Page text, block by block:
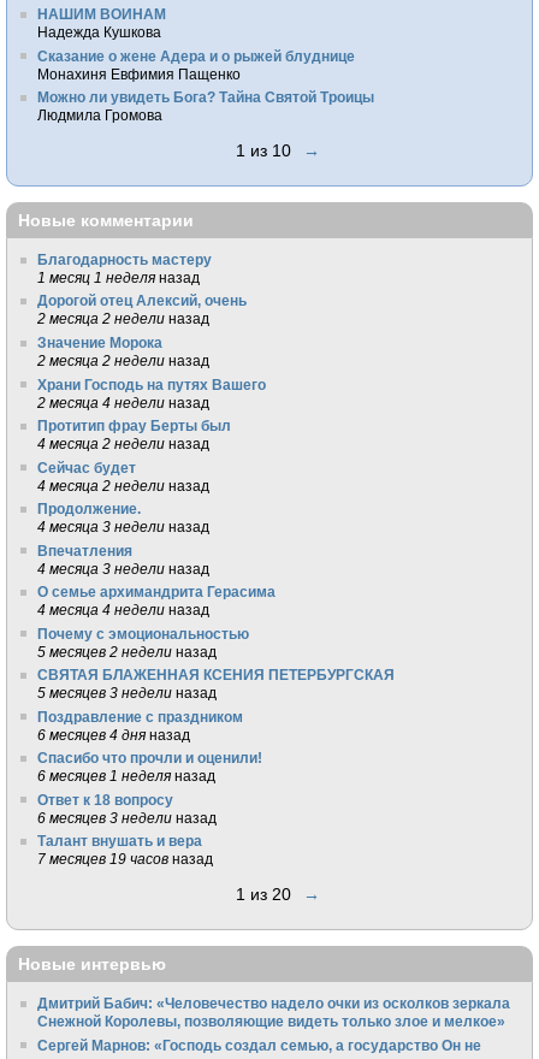
НАШИМ ВОИНАМ
Надежда Кушкова
Сказание о жене Адера и о рыжей блуднице
Монахиня Евфимия Пащенко
Можно ли увидеть Бога? Тайна Святой Троицы
Людмила Громова
1 из 10 →
Новые комментарии
Благодарность мастеру
1 месяц 1 неделя назад
Дорогой отец Алексий, очень
2 месяца 2 недели назад
Значение Морока
2 месяца 2 недели назад
Храни Господь на путях Вашего
2 месяца 4 недели назад
Протитип фрау Берты был
4 месяца 2 недели назад
Сейчас будет
4 месяца 2 недели назад
Продолжение.
4 месяца 3 недели назад
Впечатления
4 месяца 3 недели назад
О семье архимандрита Герасима
4 месяца 4 недели назад
Почему с эмоциональностью
5 месяцев 2 недели назад
СВЯТАЯ БЛАЖЕННАЯ КСЕНИЯ ПЕТЕРБУРГСКАЯ
5 месяцев 3 недели назад
Поздравление с праздником
6 месяцев 4 дня назад
Спасибо что прочли и оценили!
6 месяцев 1 неделя назад
Ответ к 18 вопросу
6 месяцев 3 недели назад
Талант внушать и вера
7 месяцев 19 часов назад
1 из 20 →
Новые интервью
Дмитрий Бабич: «Человечество надело очки из осколков зеркала
Снежной Королевы, позволяющие видеть только злое и мелкое»
Сергей Марнов: «Господь создал семью, а государство Он не